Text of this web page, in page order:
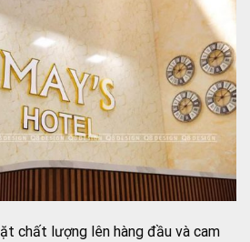
chất lượng lên hàng đầu và cam